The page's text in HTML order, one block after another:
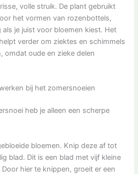
volle struik. De plant gebruikt
het vormen van rozenbottels,
je juist voor bloemen kiest. Het
verder om ziektes en schimmels
omdat oude en zieke delen
bij het zomersnoeien
heb je alleen een scherpe
bloemen. Knip deze af tot
blad. Dit is een blad met vijf kleine
hier te knippen, groeit er een